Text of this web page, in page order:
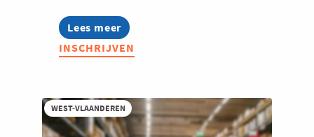
Lees meer
about
Opleiding:
AI-
technologie
naar
competitief
INSCHRIJVEN
WEST-VLAANDEREN